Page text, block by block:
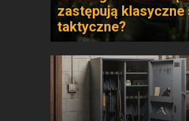
zastępują klasyczne
taktyczne?